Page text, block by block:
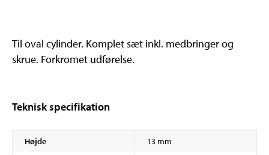
Til oval cylinder. Komplet sæt inkl. medbringer og
skrue. Forkromet udførelse.
Teknisk specifikation
Højde
13 mm